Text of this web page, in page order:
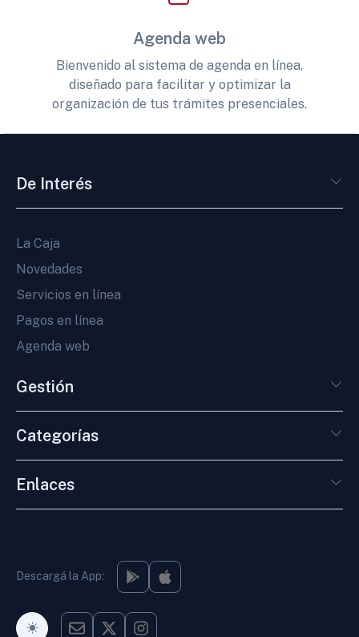
Agenda web
Bienvenido al sistema de agenda en línea,
diseñado para facilitar y optimizar la
organización de tus trámites presenciales.
De Interés
La Caja
Novedades
Servicios en línea
Pagos en línea
Agenda web
Gestión
Categorías
Enlaces
Descargá la App: